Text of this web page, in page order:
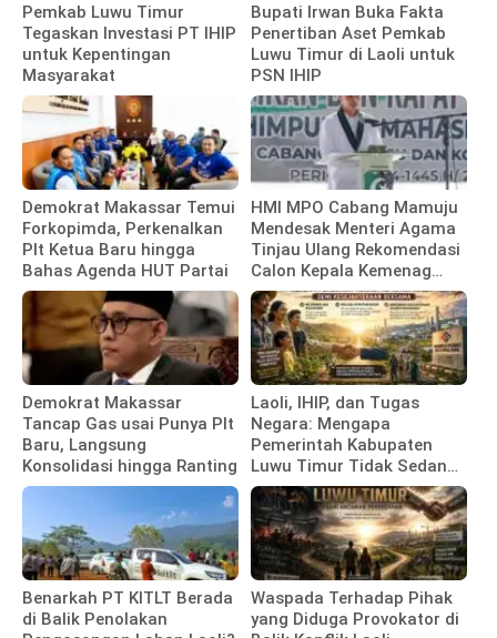
Pemkab Luwu Timur
Tegaskan Investasi PT IHIP
untuk Kepentingan
Masyarakat
Bupati Irwan Buka Fakta
Penertiban Aset Pemkab
Luwu Timur di Laoli untuk
PSN IHIP
Demokrat Makassar Temui
Forkopimda, Perkenalkan
Plt Ketua Baru hingga
Bahas Agenda HUT Partai
HMI MPO Cabang Mamuju
Mendesak Menteri Agama
Tinjau Ulang Rekomendasi
Calon Kepala Kemenag
Polewali Mandar
Demokrat Makassar
Tancap Gas usai Punya Plt
Baru, Langsung
Konsolidasi hingga Ranting
Laoli, IHIP, dan Tugas
Negara: Mengapa
Pemerintah Kabupaten
Luwu Timur Tidak Sedang
Membela Investor
Benarkah PT KITLT Berada
di Balik Penolakan
Waspada Terhadap Pihak
yang Diduga Provokator di